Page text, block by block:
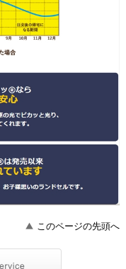
このページの先頭へ